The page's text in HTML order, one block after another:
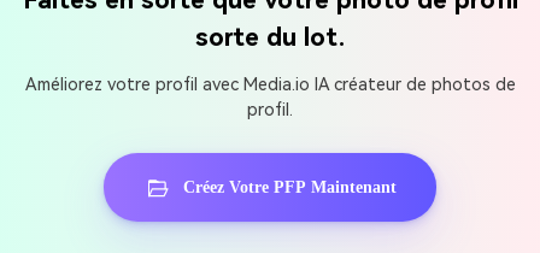
sorte du lot.
Améliorez votre profil avec Media.io IA créateur de photos de
profil.
Créez Votre PFP Maintenant